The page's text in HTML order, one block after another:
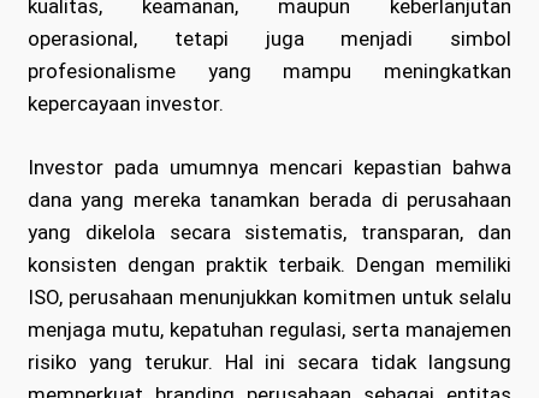
kualitas, keamanan, maupun keberlanjutan
operasional, tetapi juga menjadi simbol
profesionalisme yang mampu meningkatkan
kepercayaan investor.
Investor pada umumnya mencari kepastian bahwa
dana yang mereka tanamkan berada di perusahaan
yang dikelola secara sistematis, transparan, dan
konsisten dengan praktik terbaik. Dengan memiliki
ISO, perusahaan menunjukkan komitmen untuk selalu
menjaga mutu, kepatuhan regulasi, serta manajemen
risiko yang terukur. Hal ini secara tidak langsung